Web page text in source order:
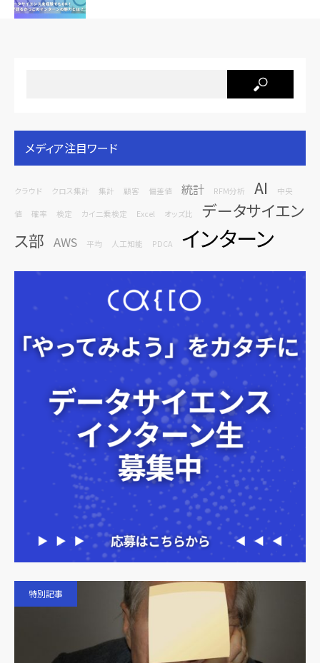
メディア注目ワード
クラウド クロス集計 集計 顧客 偏差値 統計 RFM分析 AI 中央
値 確率 検定 カイ二乗検定 Excel オッズ比
データサイエン
ス部 AWS 平均 人工知能 PDCA インターン
特別記事